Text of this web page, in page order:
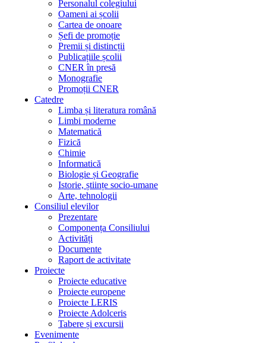
Personalul colegiului
Oameni ai școlii
Cartea de onoare
Șefi de promoție
Premii și distincții
Publicațiile școlii
CNER în presă
Monografie
Promoții CNER
Catedre
Limba și literatura română
Limbi moderne
Matematică
Fizică
Chimie
Informatică
Biologie și Geografie
Istorie, științe socio-umane
Arte, tehnologii
Consiliul elevilor
Prezentare
Componența Consiliului
Activități
Documente
Raport de activitate
Proiecte
Proiecte educative
Proiecte europene
Proiecte LERIS
Proiecte Adolceris
Tabere și excursii
Evenimente